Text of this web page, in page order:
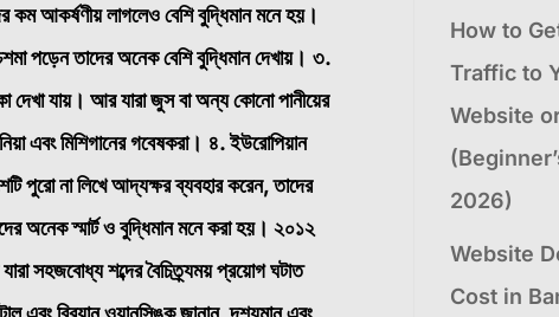
কম আকর্ষণীয় লাগলেও বেশি বুদ্ধিমান মনে হয়।
পড়েন তাদের অনেক বেশি বুদ্ধিমান দেখায়। ৩.
দেখা যায়। আর যারা জুস বা অন্য কোনো পানীয়ের
এবং মিশিগানের গবেষকরা। ৪. ইউরোপিয়ান
পুরো না লিখে আদ্যক্ষর ব্যবহার করেন, তাদের
অনেক স্মার্ট ও বুদ্ধিমান মনে করা হয়। ২০১২
সহজবোধ্য শব্দের বৈচিত্র্যময় প্রয়োগ ঘটাত
How to
Traffic to
Website
2026)
Website
Cost in